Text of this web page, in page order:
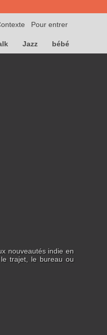
Pour entrer
Jazz
bébé
nouveautés indie en
trajet, le bureau ou